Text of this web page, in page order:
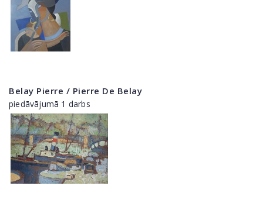
Belay Pierre / Pierre De Belay
piedāvājumā 1 darbs